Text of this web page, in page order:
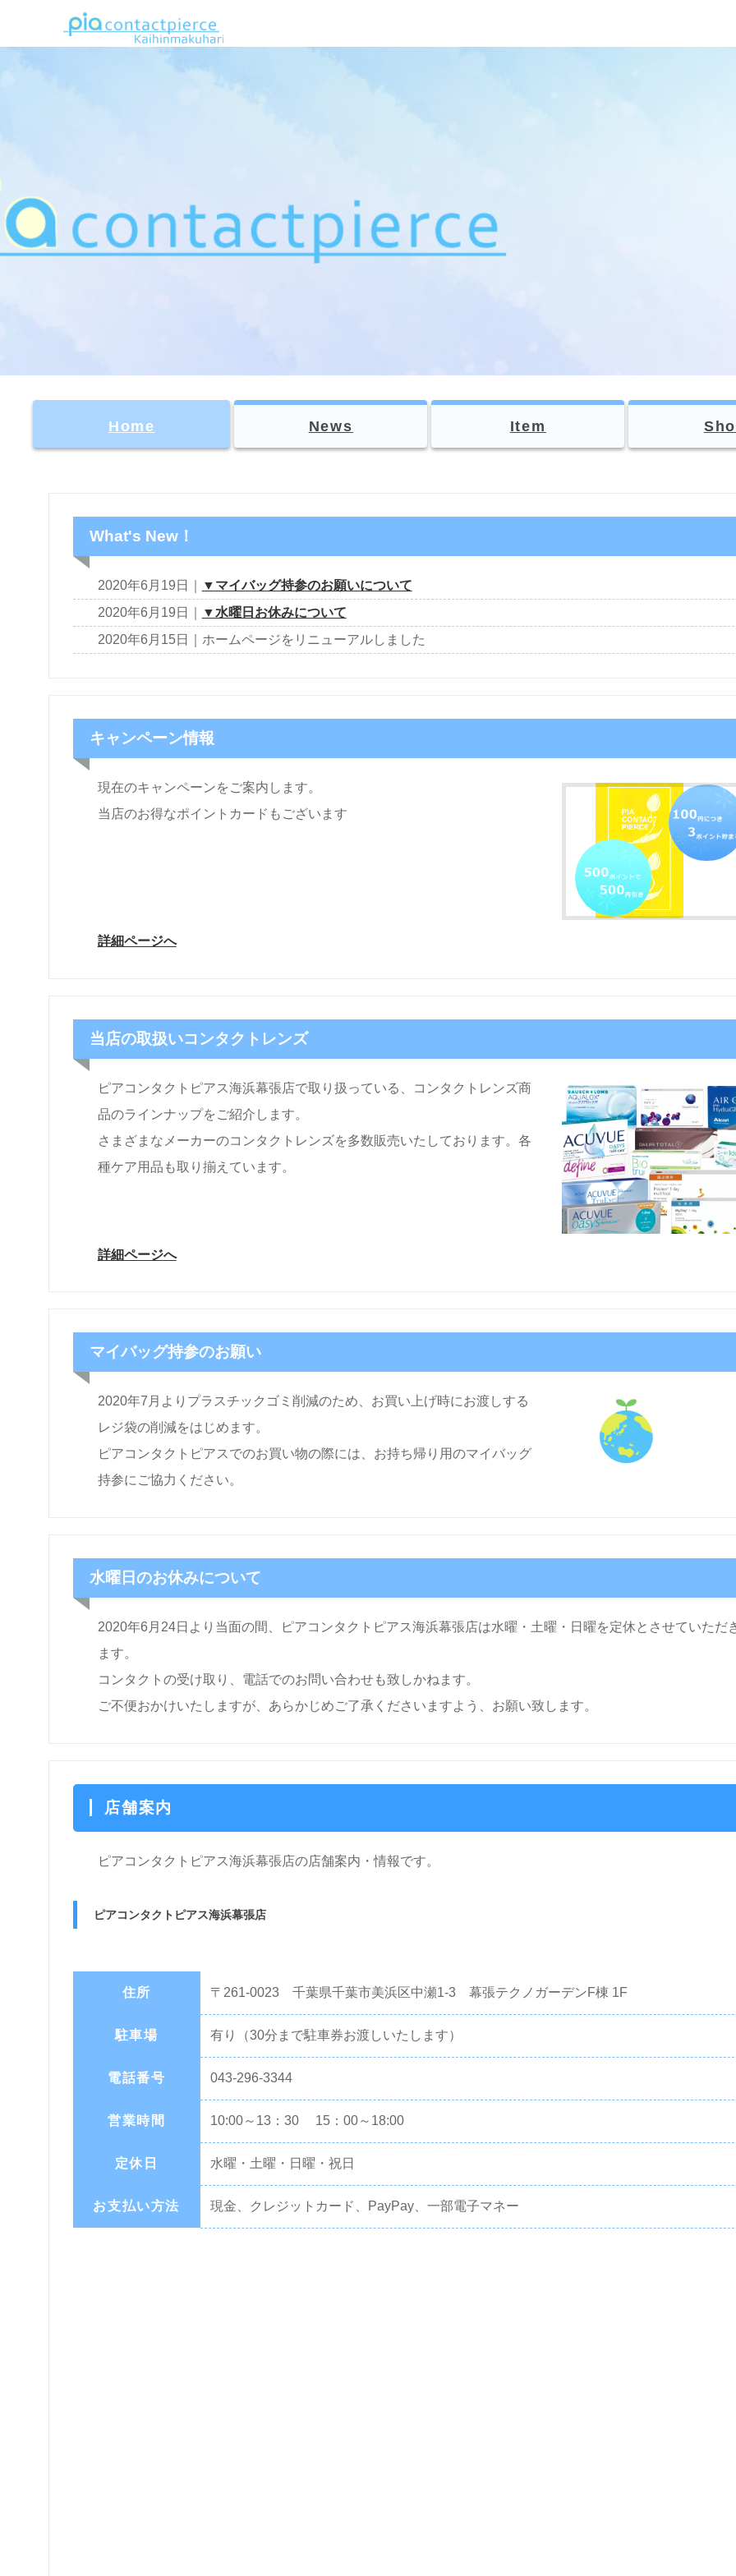
Home News Item
What's New！
2020年6月19日｜
▼マイバッグ持参のお願いについて
2020年6月19日｜
▼水曜日お休みについて
2020年6月15日｜ホームページをリニューアルしました
キャンペーン情報
現在のキャンペーンをご案内します。
当店のお得なポイントカードもございます
詳細ページへ
当店の取扱いコンタクトレンズ
ピアコンタクトピアス海浜幕張店で取り扱っている、コンタクトレンズ商
品のラインナップをご紹介します。
さまざまなメーカーのコンタクトレンズを多数販売いたしております。各
種ケア用品も取り揃えています。
詳細ページへ
マイバッグ持参のお願い
2020年7月よりプラスチックゴミ削減のため、お買い上げ時にお渡しする
レジ袋の削減をはじめます。
ピアコンタクトピアスでのお買い物の際には、お持ち帰り用のマイバッグ
持参にご協力ください。
水曜日のお休みについて
2020年6月24日より当面の間、ピアコンタクトピアス海浜幕張店は水曜・土曜・日曜を定休とさせていただ
ます。
コンタクトの受け取り、電話でのお問い合わせも致しかねます。
ご不便おかけいたしますが、あらかじめご了承くださいますよう、お願い致します。
店舗案内
ピアコンタクトピアス海浜幕張店の店舗案内・情報です。
ピアコンタクトピアス海浜幕張店
住所 〒261-0023 千葉県千葉市美浜区中瀬1-3 幕張テクノガーデンF棟 1F
駐車場 有り（30分まで駐車券お渡しいたします）
電話番号 043-296-3344
営業時間 10:00～13：30 15：00～18:00
定休日 水曜・土曜・日曜・祝日
お支払い方法 現金、クレジットカード、PayPay、一部電子マネー